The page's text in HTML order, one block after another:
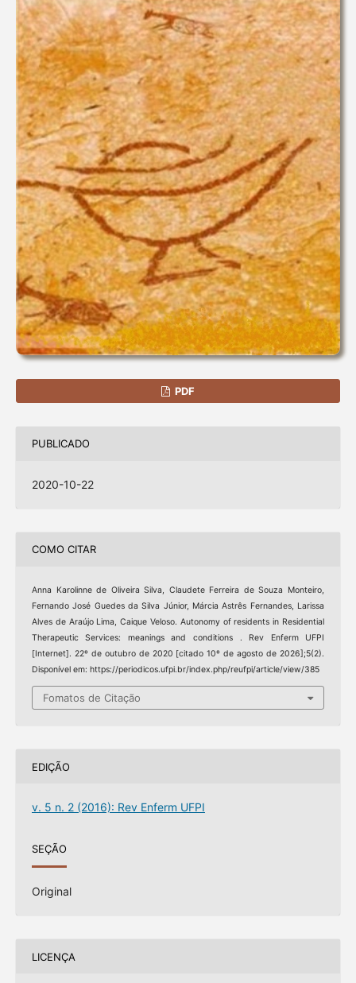
PDF
PUBLICADO
2020-10-22
COMO CITAR
Anna Karolinne de Oliveira Silva, Claudete Ferreira de Souza Monteiro,
Fernando José Guedes da Silva Júnior, Márcia Astrês Fernandes, Larissa
Alves de Araújo Lima, Caique Veloso. Autonomy of residents in Residential
Therapeutic Services: meanings and conditions . Rev Enferm UFPI
[Internet]. 22º de outubro de 2020 [citado 10º de agosto de 2026];5(2).
Disponível em: https://periodicos.ufpi.br/index.php/reufpi/article/view/385
Fomatos de Citação
EDIÇÃO
v. 5 n. 2 (2016): Rev Enferm UFPI
SEÇÃO
Original
LICENÇA